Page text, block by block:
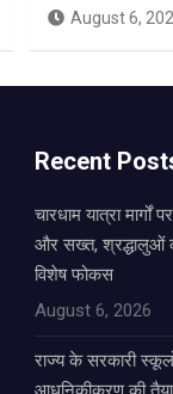
August 6,
Recent
चारधाम यात्रा मार्गों
और सख्त, श्रद्धालुओं
विशेष फोकस
August 6, 2026
राज्य के सरकारी